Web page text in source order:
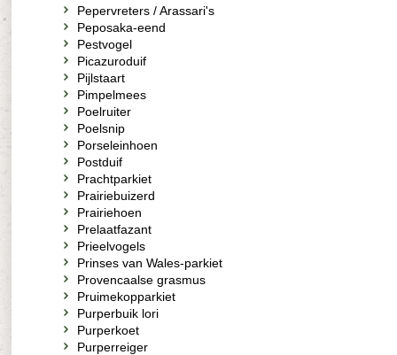
Pepervreters / Arassari's
Peposaka-eend
Pestvogel
Picazuroduif
Pijlstaart
Pimpelmees
Poelruiter
Poelsnip
Porseleinhoen
Postduif
Prachtparkiet
Prairiebuizerd
Prairiehoen
Prelaatfazant
Prieelvogels
Prinses van Wales-parkiet
Provencaalse grasmus
Pruimekopparkiet
Purperbuik lori
Purperkoet
Purperreiger